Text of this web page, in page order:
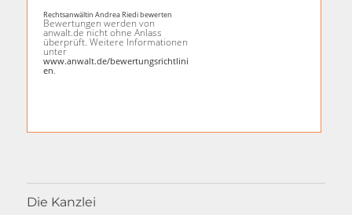
Rechtsanwältin Andrea Riedi bewerten
Bewertungen werden von
anwalt.de nicht ohne Anlass
überprüft. Weitere Informationen
unter
www.anwalt.de/bewertungsrichtlini
en.
Die Kanzlei